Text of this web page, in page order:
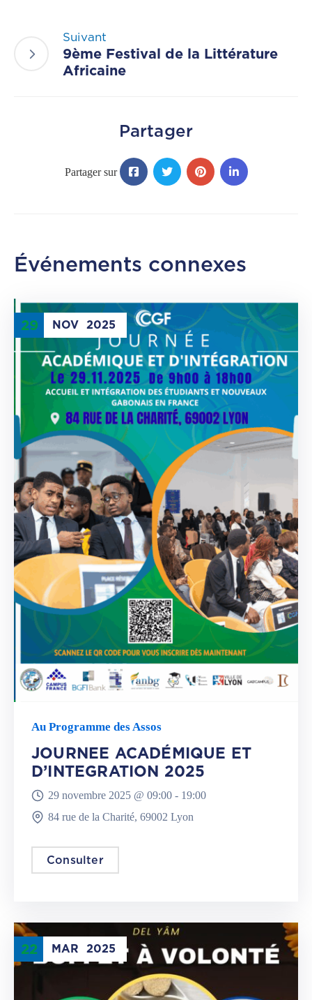
Suivant
9ème Festival de la Littérature
Africaine
Partager
Événements connexes
29 NOV 2025
Au Programme des Assos
JOURNEE ACADÉMIQUE ET
D’INTEGRATION 2025
29 novembre 2025 @ 09:00 - 19:00
84 rue de la Charité, 69002 Lyon
Consulter
22 MAR 2025